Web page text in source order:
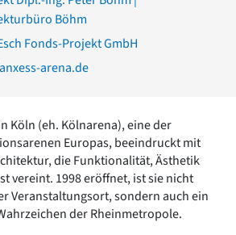
Böhm
Fonds-Projekt GmbH
arena.de
Köln (eh. Kölnarena), eine der
Europas, beeindruckt mit
die Funktionalität, Ästhetik
vereint. 1998 eröffnet, ist sie nicht
Veranstaltungsort, sondern auch ein
der Rheinmetropole.